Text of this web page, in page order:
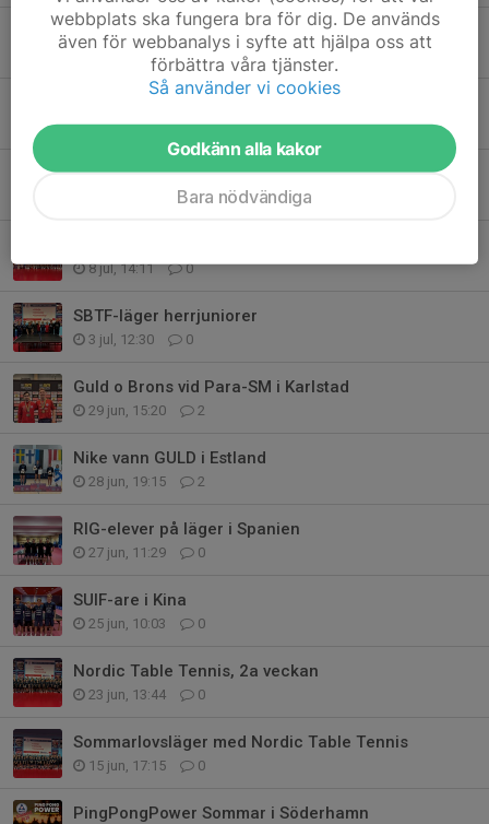
Dubbla medaljer till Sam i Thailand
23 jul, 10:41 0
21 jul, 19:13 1
Lag-Brons till Nike vid UEM
0
8 jul, 14:11 0
SBTF-läger herrjuniorer
3 jul, 12:30 0
Guld o Brons vid Para-SM i Karlstad
29 jun, 15:20 2
Nike vann GULD i Estland
28 jun, 19:15 2
RIG-elever på läger i Spanien
27 jun, 11:29 0
SUIF-are i Kina
25 jun, 10:03 0
Nordic Table Tennis, 2a veckan
23 jun, 13:44 0
Sommarlovsläger med Nordic Table Tennis
15 jun, 17:15 0
PingPongPower Sommar i Söderhamn
webbplats ska fungera bra för dig. De används
även för webbanalys i syfte att hjälpa oss att
förbättra våra tjänster.
Så använder vi cookies
Godkänn alla kakor
Bara nödvändiga